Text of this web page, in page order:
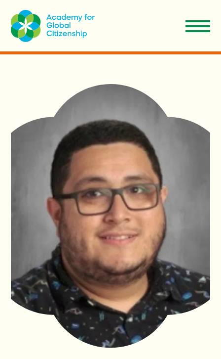
Nosotros
Nuestro Modelo
Admisiones
Familias actuales
Participa
Contact
Preguntas y respuestas